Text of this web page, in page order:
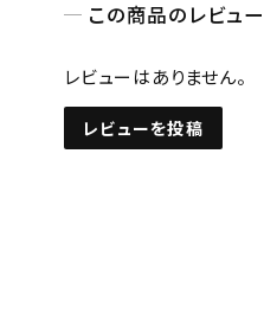
この商品のレビュー
レビューはありません。
レビューを投稿